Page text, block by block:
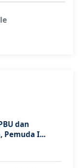
dan
Pemuda I...